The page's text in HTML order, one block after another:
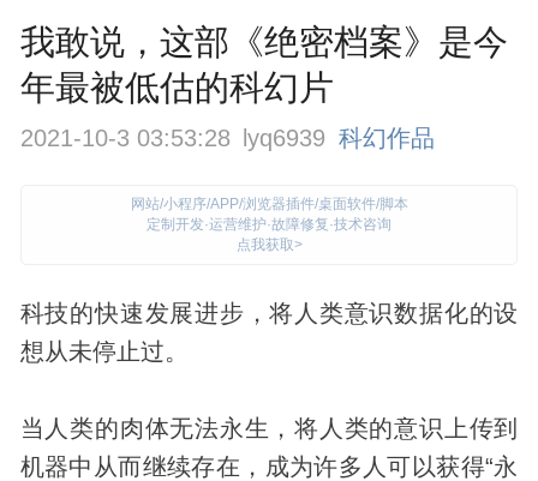
我敢说，这部《绝密档案》是今
年最被低估的科幻片
2021-10-3 03:53:28 lyq6939 科幻作品
网站/小程序/APP/浏览器插件/桌面软件/脚本
定制开发·运营维护·故障修复·技术咨询
点我获取>
科技的快速发展进步，将人类意识数据化的设
想从未停止过。
当人类的肉体无法永生，将人类的意识上传到
机器中从而继续存在，成为许多人可以获得“永